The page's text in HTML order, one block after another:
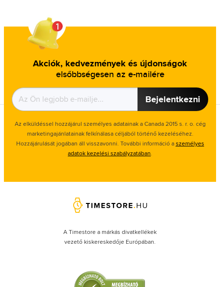
Akciók, kedvezmények és újdonságok
elsőbbségesen az e-mailére
Bejelentkezni
Az elküldéssel hozzájárul személyes adatainak a Canada 2015 s. r. o. cég
marketingajánlatainak felkínálasa céljából történő kezeléséhez.
Hozzájárulását jogában áll visszavonni. További információ aszemélyes
adatok kezelési szabályzatában.
A Timestore a márkás divatkellékek
vezető kiskereskedője Európában.